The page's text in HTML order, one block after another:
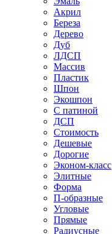
Акрил
Береза
Дерево
Дуб
ЛДСП
Массив
Пластик
Шпон
Экошпон
С патиной
ДСП
Стоимость
Дешевые
Дорогие
Эконом-класс
Элитные
Форма
П-образные
Угловые
Прямые
Радиусные